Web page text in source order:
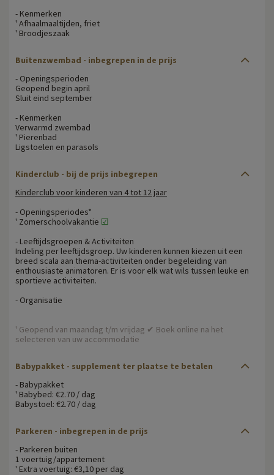
- Kenmerken
' Afhaalmaaltijden, friet
' Broodjeszaak
Buitenzwembad - inbegrepen in de prijs
- Openingsperioden
Geopend begin april
Sluit eind september
- Kenmerken
Verwarmd zwembad
' Pierenbad
Ligstoelen en parasols
Kinderclub - bij de prijs inbegrepen
Kinderclub voor kinderen van 4 tot 12 jaar
- Openingsperiodes*
' Zomerschoolvakantie ☑
- Leeftijdsgroepen & Activiteiten
Indeling per leeftijdsgroep. Uw kinderen kunnen kiezen uit een
breed scala aan thema-activiteiten onder begeleiding van
enthousiaste animatoren. Er is voor elk wat wils tussen leuke en
sportieve activiteiten.
- Organisatie
' Geopend van maandag t/m vrijdag ✔ Boek online na het
selecteren van uw accommodatie
Babypakket - supplement ter plaatse te betalen
- Babypakket
' Babybed: €2.70 / dag
Babystoel: €2.70 / dag
Parkeren - inbegrepen in de prijs
- Parkeren buiten
1 voertuig/appartement
' Extra voertuig: €3,10 per dag